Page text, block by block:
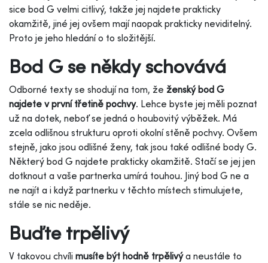
sice bod G velmi citlivý, takže jej najdete prakticky
okamžitě, jiné jej ovšem mají naopak prakticky neviditelný.
Proto je jeho hledání o to složitější.
Bod G se někdy schovává
Odborné texty se shodují na tom, že ženský bod G
najdete v první třetině pochvy. Lehce byste jej měli poznat
už na dotek, neboť se jedná o houbovitý výběžek. Má
zcela odlišnou strukturu oproti okolní stěně pochvy. Ovšem
stejně, jako jsou odlišné ženy, tak jsou také odlišné body G.
Některý bod G najdete prakticky okamžitě. Stačí se jej jen
dotknout a vaše partnerka umírá touhou. Jiný bod G ne a
ne najít a i když partnerku v těchto místech stimulujete,
stále se nic neděje.
Buďte trpělivý
V takovou chvíli musíte být hodně trpělivýa neustále to